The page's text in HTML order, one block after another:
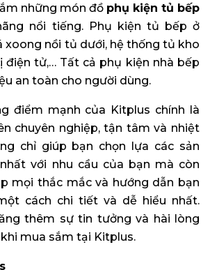
những món đồ phụ kiện tủ bếp
nổi tiếng. Phụ kiện tủ bếp ở
xoong nồi tủ dưới, hệ thống tủ kho
điện tử,… Tất cả phụ kiện nhà bếp
an toàn cho người dùng.
điểm mạnh của Kitplus chính là
chuyên nghiệp, tận tâm và nhiệt
chỉ giúp bạn chọn lựa các sản
với nhu cầu của bạn mà còn
mọi thắc mắc và hướng dẫn bạn
cách chi tiết và dễ hiểu nhất.
thêm sự tin tưởng và hài lòng
mua sắm tại Kitplus.